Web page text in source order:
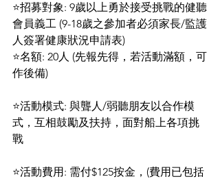
⭐招募對象: 9歲以上勇於接受挑戰的健聽
會員義工 (9-18歲之參加者必須家長/監護
人簽署健康狀況申請表)
⭐名額: 20人 (先報先得，若活動滿額，可
作後備)
⭐活動模式: 與聾人/弱聽朋友以合作模
式，互相鼓勵及扶持，面對船上各項挑
戰
⭐活動費用: 需付$125按金，(費用已包括